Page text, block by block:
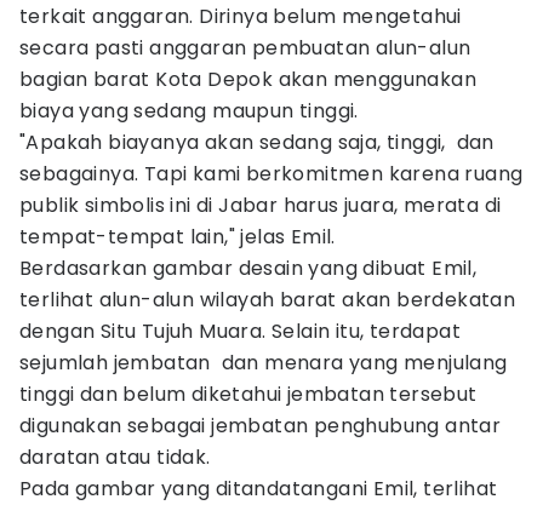
terkait anggaran. Dirinya belum mengetahui
secara pasti anggaran pembuatan alun-alun
bagian barat Kota Depok akan menggunakan
biaya yang sedang maupun tinggi.
"Apakah biayanya akan sedang saja, tinggi, dan
sebagainya. Tapi kami berkomitmen karena ruang
publik simbolis ini di Jabar harus juara, merata di
tempat-tempat lain," jelas Emil.
Berdasarkan gambar desain yang dibuat Emil,
terlihat alun-alun wilayah barat akan berdekatan
dengan Situ Tujuh Muara. Selain itu, terdapat
sejumlah jembatan dan menara yang menjulang
tinggi dan belum diketahui jembatan tersebut
digunakan sebagai jembatan penghubung antar
daratan atau tidak.
Pada gambar yang ditandatangani Emil, terlihat